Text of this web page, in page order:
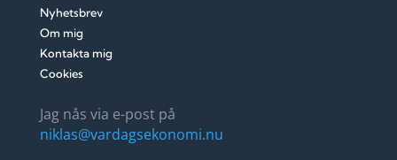
Nyhetsbrev
Om mig
Kontakta mig
Cookies
Jag nås via e-post på
niklas@vardagsekonomi.nu